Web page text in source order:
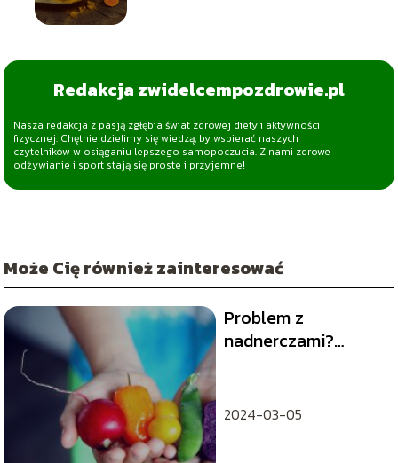
Redakcja zwidelcempozdrowie.pl
Nasza redakcja z pasją zgłębia świat zdrowej diety i aktywności
fizycznej. Chętnie dzielimy się wiedzą, by wspierać naszych
czytelników w osiąganiu lepszego samopoczucia. Z nami zdrowe
odżywianie i sport stają się proste i przyjemne!
Może Cię również zainteresować
Problem z
nadnerczami?
2024-03-05